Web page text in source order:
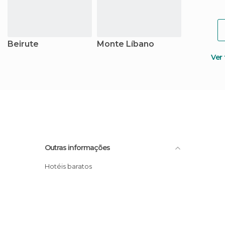
Beirute Monte Líbano
Outras informações
Hotéis baratos